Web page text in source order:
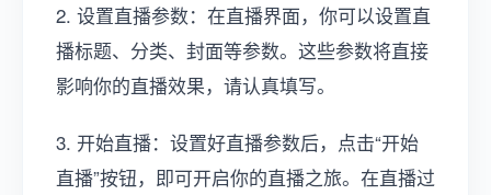
2. 设置直播参数：在直播界面，你可以设置直
播标题、分类、封面等参数。这些参数将直接
影响你的直播效果，请认真填写。
3. 开始直播：设置好直播参数后，点击“开始
直播”按钮，即可开启你的直播之旅。在直播过